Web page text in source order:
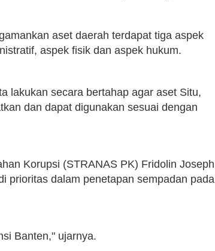
aset daerah terdapat tiga aspek
aspek fisik dan aspek hukum.
lakukan secara bertahap agar aset Situ,
dan dapat digunakan sesuai dengan
Korupsi (STRANAS PK) Fridolin Joseph
prioritas dalam penetapan sempadan pada
Banten," ujarnya.